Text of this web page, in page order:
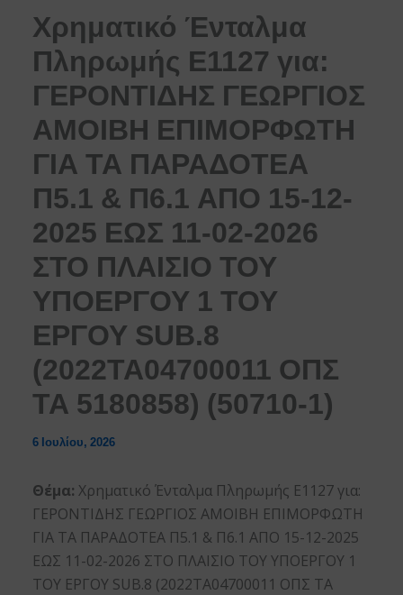
Χρηματικό Ένταλμα
Πληρωμής Ε1127 για:
ΓΕΡΟΝΤΙΔΗΣ ΓΕΩΡΓΙΟΣ
ΑΜΟΙΒΗ ΕΠΙΜΟΡΦΩΤΗ
ΓΙΑ ΤΑ ΠΑΡΑΔΟΤΕΑ
Π5.1 & Π6.1 ΑΠΟ 15-12-
2025 ΕΩΣ 11-02-2026
ΣΤΟ ΠΛΑΙΣΙΟ ΤΟΥ
ΥΠΟΕΡΓΟΥ 1 ΤΟΥ
ΕΡΓΟΥ SUB.8
(2022ΤΑ04700011 ΟΠΣ
ΤΑ 5180858) (50710-1)
6 Ιουλίου, 2026
Θέμα: Χρηματικό Ένταλμα Πληρωμής Ε1127 για:
ΓΕΡΟΝΤΙΔΗΣ ΓΕΩΡΓΙΟΣ ΑΜΟΙΒΗ ΕΠΙΜΟΡΦΩΤΗ
ΓΙΑ ΤΑ ΠΑΡΑΔΟΤΕΑ Π5.1 & Π6.1 ΑΠΟ 15-12-2025
ΕΩΣ 11-02-2026 ΣΤΟ ΠΛΑΙΣΙΟ ΤΟΥ ΥΠΟΕΡΓΟΥ 1
ΤΟΥ ΕΡΓΟΥ SUB.8 (2022ΤΑ04700011 ΟΠΣ ΤΑ